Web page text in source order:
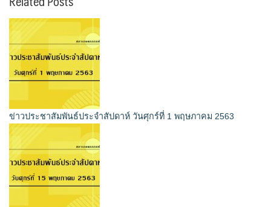
ข่าวประชาสัมพันธ์ประจำสัปดาห์ วันศุกร์ที่ 1 พฤษภาคม 2563